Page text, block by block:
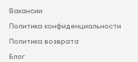
Вакансии
Политика конфиденциальности
Политика возврата
Блог